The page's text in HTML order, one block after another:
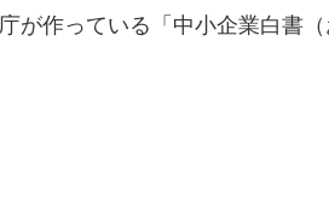
が作っている「中小企業白書